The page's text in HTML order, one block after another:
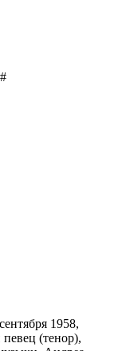
#
1958,
(тенор),